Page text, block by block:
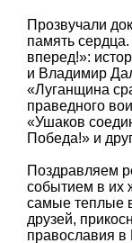
Прозвучали
память
вперед!»:
и Владимир
«Луганщина
праведного
«Ушаков
Победа!» и
Поздравляем
событием в их
самые теплые
друзей,
православия в